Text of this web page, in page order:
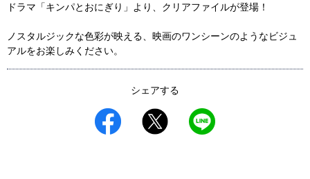
ドラマ「キンパとおにぎり」より、クリアファイルが登場！
ノスタルジックな色彩が映える、映画のワンシーンのようなビジュ
アルをお楽しみください。
シェアする